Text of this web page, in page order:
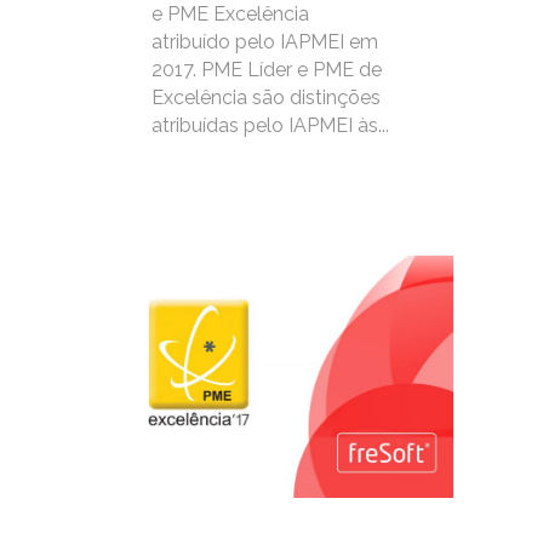
e PME Excelência
atribuído pelo IAPMEI em
2017. PME Líder e PME de
Excelência são distinções
atribuídas pelo IAPMEI às...